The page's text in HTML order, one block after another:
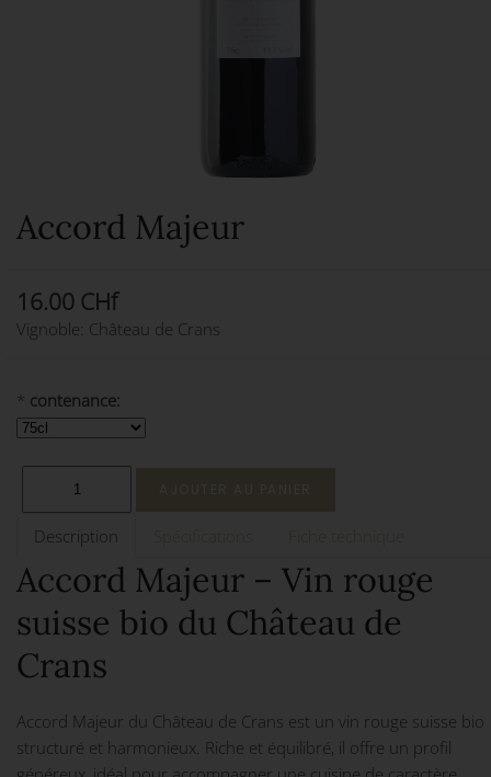
Accord Majeur
16.00 CHf
Vignoble: Château de Crans
* contenance:
Description
Accord Majeur – Vin rouge
suisse bio du Château de
Crans
Accord Majeur du Château de Crans est un vin rouge suisse bio
structuré et harmonieux. Riche et équilibré, il offre un profil